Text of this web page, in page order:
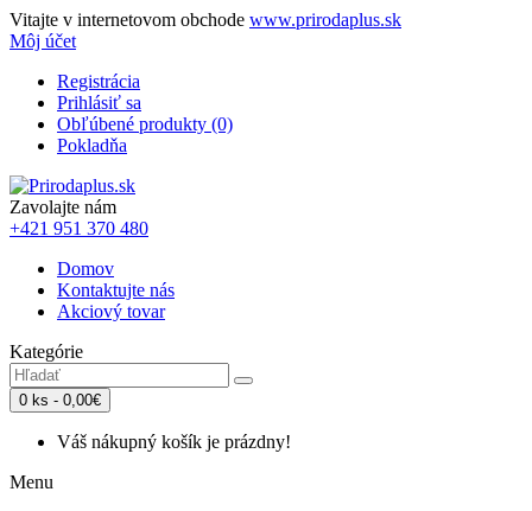
Vitajte v internetovom obchode www.prirodaplus.sk
Môj účet
Registrácia
Prihlásiť sa
Obľúbené produkty (0)
Pokladňa
Zavolajte nám
+421 951 370 480
Domov
Kontaktujte nás
Akciový tovar
Kategórie
0 ks - 0,00€
Váš nákupný košík je prázdny!
Menu